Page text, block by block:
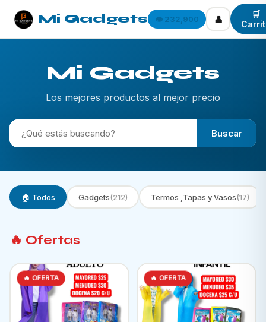
Mi Gadgets 👁️ 232,900 👤
🛒
Mi Gadgets
Los mejores productos al mejor precio
Buscar
🏠 Todos Gadgets(212) Termos ,Tapas y Vasos(17)
🔥 Ofertas
🔥 OFERTA 🔥 OFERTA